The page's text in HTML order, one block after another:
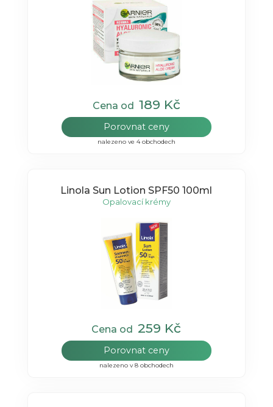
Cena od 189 Kč
Porovnat ceny
nalezeno ve 4 obchodech
Linola Sun Lotion SPF50 100ml
Opalovací krémy
Cena od259 Kč
Porovnat ceny
nalezeno v 8 obchodech